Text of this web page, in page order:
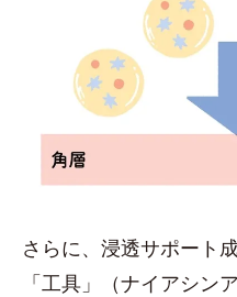
さらに、浸透サポート
「工具」（ナイアシン